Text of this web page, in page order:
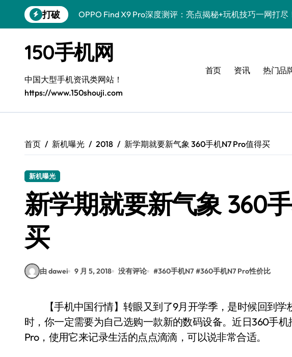
到
打破
OPPO Find X9 Pro深度测评：亮点揭秘+玩机技巧一网打尽
真我GT8 Pro深度体验：特色拉满，实用功能全揭秘！
vivo S50 Pro mini来袭！小屏旗舰亮点多，体验官抢先揭秘
REDMI K90深度揭秘！亮点配置全公开，体验官力荐！
华为nova 15 Ultra新功能解锁，优惠来袭速来体验！
iPhone 17e来袭！性能配置大升级，速看体验官深度解析
荣耀Magic8 Pro Air上手！掌中智能跃动，资讯速递快人一
150手机网
中国大型手机资讯类网站！
https://www.150shouji.com
首页 资讯 热门品
首页 新机曝光 2018 新学期就要新气象 360手机N7 Pro值得买
新机曝光
新学期就要新气象 360
买
由 dawei 9 月 5, 2018 没有评论 #360手机N7 #360手机N7 Pro性价比
【手机中国行情】转眼又到了9月开学季，是时候回到学校迎接新的学期了。在新学期来临
时，你一定需要为自己选购一款新的数码设备。近日360手
Pro，使用它来记录生活的点点滴滴，可以说非常合适。